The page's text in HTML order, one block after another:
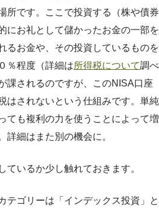
所です。ここで投資する（株や債券
にお礼として儲かったお金の一部を
るお金や、その投資しているものを
％程度（詳細は所得税について調べ
課されるのですが、このNISA口座
はされないという仕組みです。単純
ても複利の力を使うことによって増
詳細はまた別の機会に。
ているか少し触れておきます。
テゴリーは「インデックス投資」と